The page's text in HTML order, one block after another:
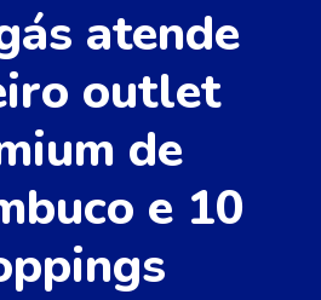
atende
outlet
de
e 10